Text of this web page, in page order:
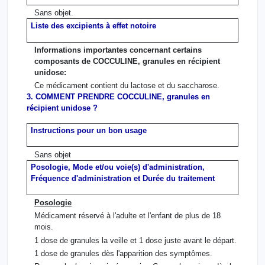
Sans objet.
Liste des excipients à effet notoire
Informations importantes concernant certains
composants de COCCULINE, granules en récipient
unidose:
Ce médicament contient du lactose et du saccharose.
3. COMMENT PRENDRE COCCULINE, granules en
récipient unidose ?
Instructions pour un bon usage
Sans objet
Posologie, Mode et/ou voie(s) d'administration,
Fréquence d'administration et Durée du traitement
Posologie
Médicament réservé à l'adulte et l'enfant de plus de 18
mois.
1 dose de granules la veille et 1 dose juste avant le départ.
1 dose de granules dès l'apparition des symptômes.